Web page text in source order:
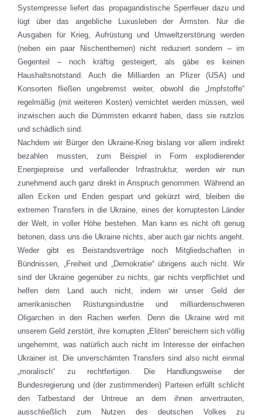
Systempresse liefert das propagandistische Sperrfeuer dazu und
lügt über das angebliche Luxusleben der Ärmsten. Nur die
Ausgaben für Krieg, Aufrüstung und Umweltzerstörung werden
(neben ein paar Nischenthemen) nicht reduziert sondern – im
Gegenteil – noch kräftig gesteigert, als gäbe es keinen
Haushaltsnotstand. Auch die Milliarden an Pfizer (USA) und
Konsorten fließen ungebremst weiter, obwohl die „Impfstoffe“
regelmäßig (mit weiteren Kosten) vernichtet werden müssen, weil
inzwischen auch die Dümmsten erkannt haben, dass sie nutzlos
und schädlich sind.
Nachdem wir Bürger den Ukraine-Krieg bislang vor allem indirekt
bezahlen mussten, zum Beispiel in Form explodierender
Energiepreise und verfallender Infrastruktur, werden wir nun
zunehmend auch ganz direkt in Anspruch genommen. Während an
allen Ecken und Enden gespart und gekürzt wird, bleiben die
extremen Transfers in die Ukraine, eines der korruptesten Länder
der Welt, in voller Höhe bestehen. Man kann es nicht oft genug
betonen, dass uns die Ukraine nichts, aber auch gar nichts angeht.
Weder gibt es Beistandsverträge noch Mitgliedschaften in
Bündnissen, „Freiheit und „Demokratie“ übrigens auch nicht. Wir
sind der Ukraine gegenüber zu nichts, gar nichts verpflichtet und
helfen dem Land auch nicht, indem wir unser Geld der
amerikanischen Rüstungsindustrie und milliardenschweren
Oligarchen in den Rachen werfen. Denn die Ukraine wird mit
unserem Geld zerstört, ihre korrupten „Eliten“ bereichern sich völlig
ungehemmt, was natürlich auch nicht im Interesse der einfachen
Ukrainer ist. Die unverschämten Transfers sind also nicht einmal
„moralisch“ zu rechtfertigen. Die Handlungsweise der
Bundesregierung und (der zustimmenden) Parteien erfüllt schlicht
den Tatbestand der Untreue an dem ihnen anvertrauten,
ausschließlich zum Nutzen des deutschen Volkes zu